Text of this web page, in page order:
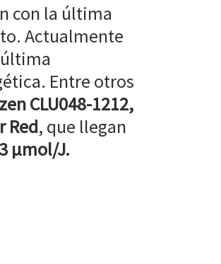
con la última
Actualmente
Entre otros
CLU048-1212,
Red, que llegan
3 µmol/J.